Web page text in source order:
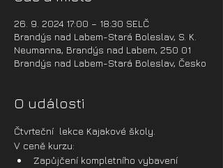
26. 9. 2024 17:00 – 18:30 SELČ
Brandýs nad Labem-Stará Boleslav, S. K.
Neumanna, Brandýs nad Labem, 250 01
Brandýs nad Labem-Stará Boleslav, Česko
O události
Čtvrteční  lekce Kajakové školy.
V ceně kurzu:
Zapůjčení kompletního vybavení